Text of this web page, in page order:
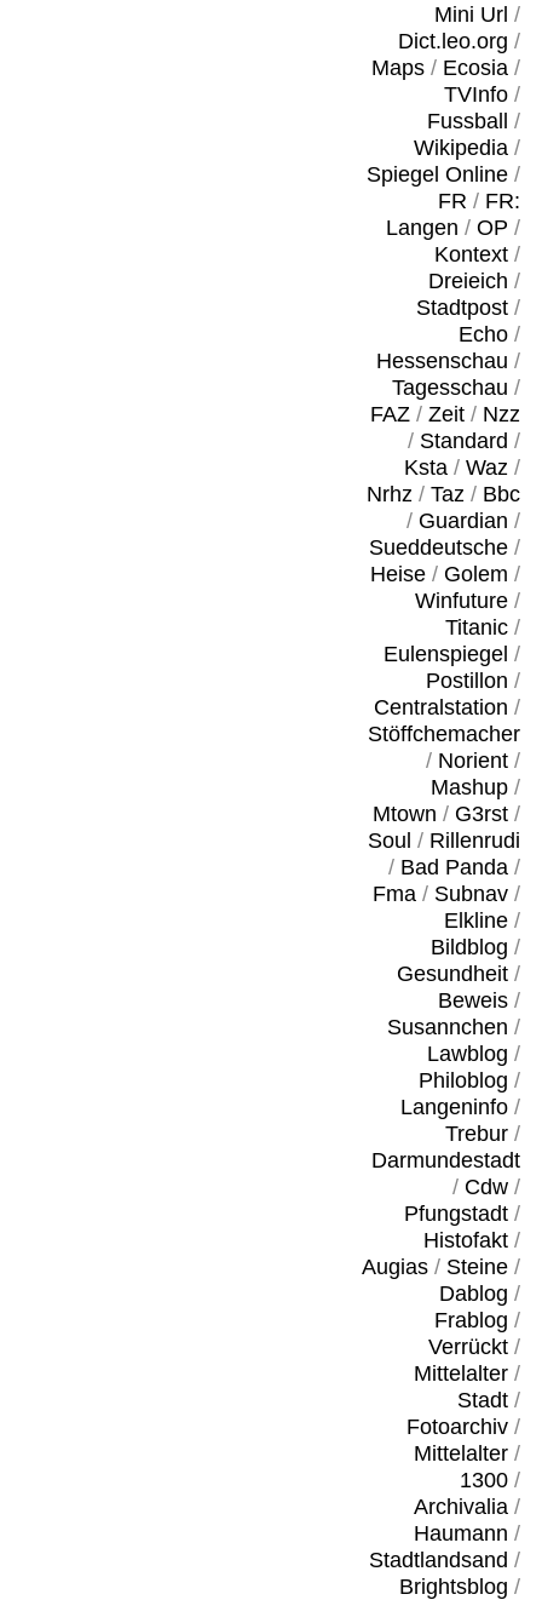
Mini Url /
Dict.leo.org /
Maps/ Ecosia/
TVInfo/
Fussball
/
Wikipedia/
Spiegel Online/
FR / FR:
Langen / OP /
Kontext/
Dreieich /
Stadtpost/
Echo/
Hessenschau /
Tagesschau /
FAZ/ Zeit/ Nzz
/ Standard /
Ksta/ Waz/
Nrhz/ Taz/ Bbc
/ Guardian /
Sueddeutsche/
Heise/ Golem /
Winfuture/
Titanic/
Eulenspiegel /
Postillon /
Centralstation /
Stöffchemacher
/ Norient/
Mashup/
Mtown / G3rst/
Soul / Rillenrudi
/ Bad Panda/
Fma/ Subnav/
Elkline/
Bildblog /
Gesundheit/
Beweis/
Susannchen /
Lawblog /
Philoblog /
Langeninfo/
Trebur/
Darmundestadt
/ Cdw/
Pfungstadt/
Histofakt/
Augias/ Steine/
Dablog /
Frablog /
Verrückt/
Mittelalter/
Stadt/
Fotoarchiv/
Mittelalter/
1300/
Archivalia/
Haumann /
Stadtlandsand /
Brightsblog /